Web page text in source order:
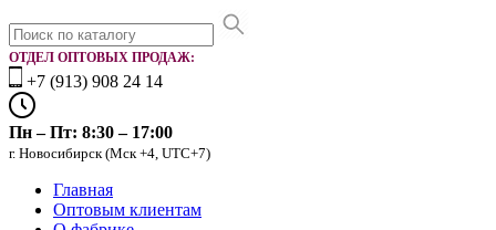
ОТДЕЛ ОПТОВЫХ ПРОДАЖ:
+7 (913) 908 24 14
Пн – Пт: 8:30 – 17:00
г. Новосибирск (Мск +4, UTC+7)
Главная
Оптовым клиентам